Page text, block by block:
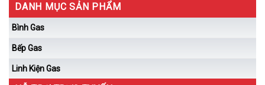
DANH MỤC SẢN PHẨM
Bình Gas
Bếp Gas
Linh Kiện Gas